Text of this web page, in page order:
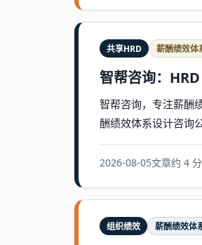
共享HRD 薪酬绩效体
智帮咨询：
智帮咨询，专注薪酬
酬绩效体系设计咨询
2026-08-05文章约 4
组织绩效 薪酬绩效体